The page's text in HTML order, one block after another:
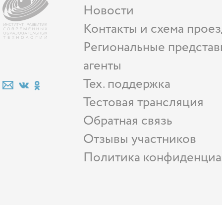
Новости
Контакты и схема
Региональные
агенты
Тех. поддержка
Тестовая трансляция
Обратная связь
Отзывы участников
Политика